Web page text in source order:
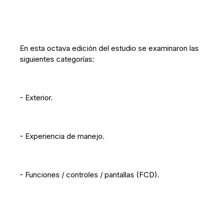
En esta octava edición del estudio se examinaron las
siguientes categorías:
- Exterior.
- Experiencia de manejo.
- Funciones / controles / pantallas (FCD).